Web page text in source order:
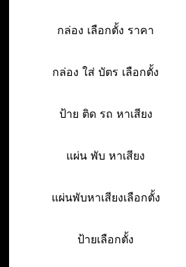
กล่อง เลือกตั้ง ราคา
กล่อง ใส่ บัตร เลือกตั้ง
ป้าย ติด รถ หาเสียง
แผ่น พับ หาเสียง
แผ่นพับหาเสียงเลือกตั้ง
ป้ายเลือกตั้ง